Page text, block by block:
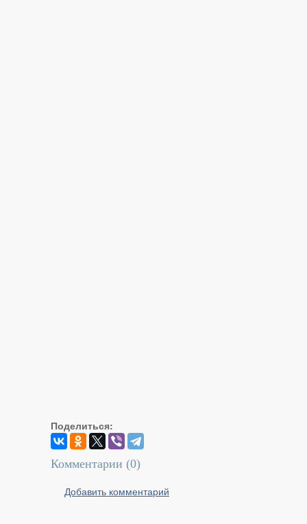
Поделиться:
Комментарии (0)
Добавить комментарий